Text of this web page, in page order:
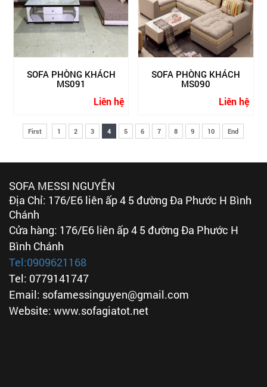
SOFA PHÒNG KHÁCH
MS091
Liên hệ
SOFA PHÒNG KHÁCH
MS090
Liên hệ
First 1 2 3 4 5 6 7 8 9 10 End
SOFA MESSI NGUYỄN
Địa Chỉ: 176/E6 liên ấp 4 5 đường Đa Phước H Bình
Chánh
Cửa hàng: 176/E6 liên ấp 4 5 đường Đa Phước H
Bình Chánh
Tel:0909621168
Tel: 0779141747
Email: sofamessinguyen@gmail.com
Website: www.sofagiatot.net